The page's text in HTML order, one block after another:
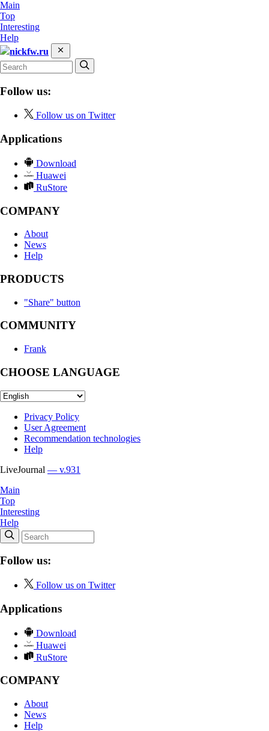
Main
Top
Interesting
Help
nickfw.ru
Follow us:
Follow us on Twitter
Applications
Download
Huawei
RuStore
COMPANY
About
News
Help
PRODUCTS
"Share" button
COMMUNITY
Frank
CHOOSE LANGUAGE
Privacy Policy
User Agreement
Recommendation technologies
Help
LiveJournal — v.931
Main
Top
Interesting
Help
Follow us:
Follow us on Twitter
Applications
Download
Huawei
RuStore
COMPANY
About
News
Help